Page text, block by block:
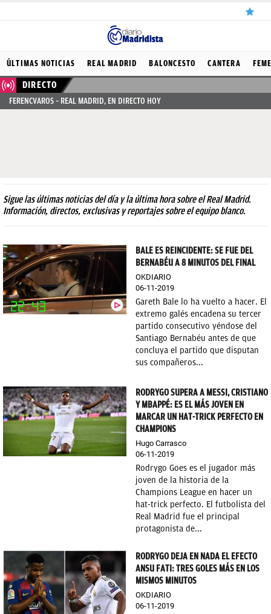
ÚLTIMAS
NOTICIAS
REAL
FICHAJES
FEMENINO
PAPARAZZI
OKDIARIO
ÚLTIMAS NOTICIAS REAL MADRID BALONCESTO CANTERA
DIRECTO
FERENCVAROS – REAL MADRID, EN DIRECTO HOY
Sigue las últimas noticias del día y la última hora sobre el Real Madrid.
Información, directos, exclusivas y reportajes sobre el equipo blanco.
BALE ES REINCIDENTE: SE FUE DEL
BERNABÉU A 8 MINUTOS DEL FINAL
OKDIARIO
06-11-2019
Gareth Bale lo ha vuelto a hacer. El
extremo galés encadena su tercer
partido consecutivo yéndose del
Santiago Bernabéu antes de que
concluya el partido que disputan
sus compañeros...
RODRYGO SUPERA A MESSI, CRISTIANO
Y MBAPPÉ: ES EL MÁS JOVEN EN
MARCAR UN HAT-TRICK PERFECTO EN
CHAMPIONS
Hugo Carrasco
06-11-2019
Rodrygo Goes es el jugador más
joven de la historia de la
Champions League en hacer un
hat-trick perfecto. El futbolista del
Real Madrid fue el principal
protagonista de...
RODRYGO DEJA EN NADA EL EFECTO
ANSU FATI: TRES GOLES MÁS EN LOS
MISMOS MINUTOS
OKDIARIO
06-11-2019